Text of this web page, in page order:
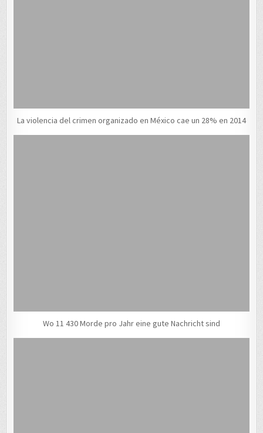
La violencia del crimen organizado en México cae un 28% en 2014
Wo 11 430 Morde pro Jahr eine gute Nachricht sind